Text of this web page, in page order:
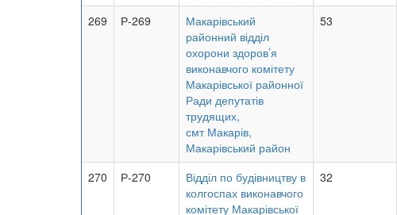
269 Р-269
Макарівський
районний відділ
охорони здоров’я
виконавчого комітету
Макарівської районної
Ради депутатів
трудящих,
смт Макарів,
Макарівський район
53
270 Р-270
Відділ по будівництву в
колгоспах виконавчого
комітету Макарівської
32